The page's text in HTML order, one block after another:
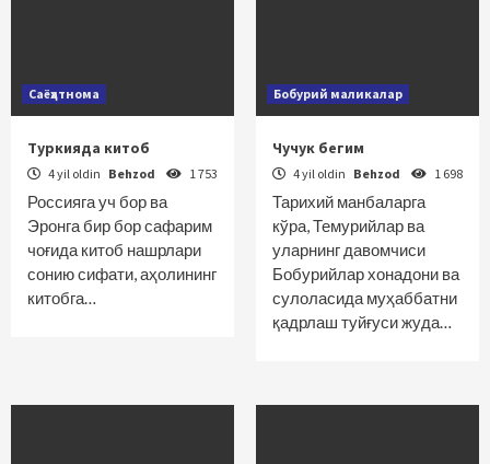
Саёҳатнома
Туркияда китоб
4 yil oldin Behzod 1 753
Россияга уч бор ва
Эронга бир бор сафарим
чоғида китоб нашрлари
сонию сифати, аҳолининг
китобга…
Бобурий маликалар
Чучук бегим
4 yil oldin Behzod 1 698
Тарихий манбаларга
кўра, Темурийлар ва
уларнинг давомчиси
Бобурийлар хонадони ва
сулоласида муҳаббатни
қадрлаш туйғуси жуда…